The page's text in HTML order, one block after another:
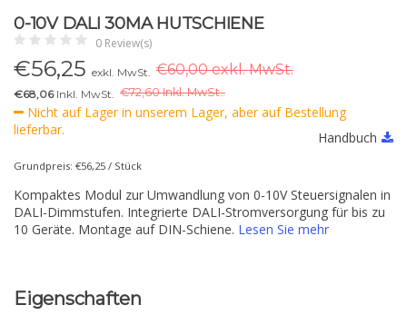
0-10V DALI 30MA HUTSCHIENE
0 Review(s)
€56,25 exkl. MwSt. €60,00 exkl. MwSt.
€68,06Inkl. MwSt. €72,60 Inkl. MwSt..
Nicht auf Lager in unserem Lager, aber auf Bestellung
lieferbar.
Handbuch
Grundpreis: €56,25 / Stück
Kompaktes Modul zur Umwandlung von 0-10V Steuersignalen in
DALI-Dimmstufen. Integrierte DALI-Stromversorgung für bis zu
10 Geräte. Montage auf DIN-Schiene. Lesen Sie mehr
Eigenschaften